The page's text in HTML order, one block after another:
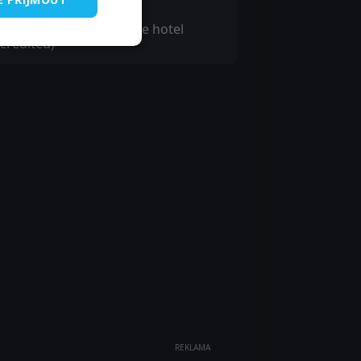
Marc Cozic
man in front of the hotel
REKLAMA